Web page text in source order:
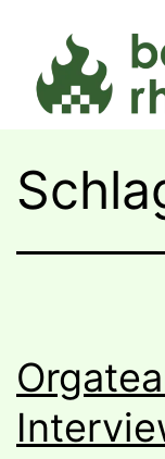
Inhalt
springen